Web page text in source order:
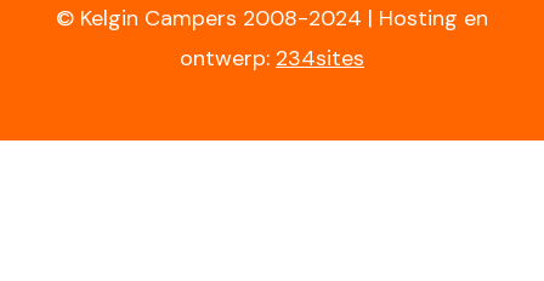
© Kelgin Campers 2008-2024 | Hosting en
ontwerp: 234sites